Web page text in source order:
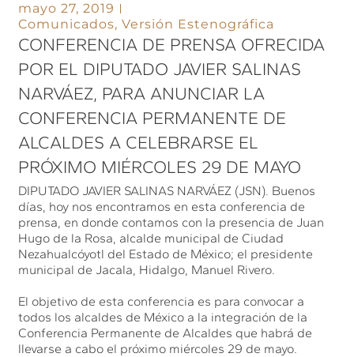
mayo 27, 2019
Comunicados,Versión Estenográfica
CONFERENCIA DE PRENSA OFRECIDA
POR EL DIPUTADO JAVIER SALINAS
NARVÁEZ, PARA ANUNCIAR LA
CONFERENCIA PERMANENTE DE
ALCALDES A CELEBRARSE EL
PRÓXIMO MIÉRCOLES 29 DE MAYO
DIPUTADO JAVIER SALINAS NARVÁEZ (JSN). Buenos
días, hoy nos encontramos en esta conferencia de
prensa, en donde contamos con la presencia de Juan
Hugo de la Rosa, alcalde municipal de Ciudad
Nezahualcóyotl del Estado de México; el presidente
municipal de Jacala, Hidalgo, Manuel Rivero.
El objetivo de esta conferencia es para convocar a
todos los alcaldes de México a la integración de la
Conferencia Permanente de Alcaldes que habrá de
llevarse a cabo el próximo miércoles 29 de mayo.